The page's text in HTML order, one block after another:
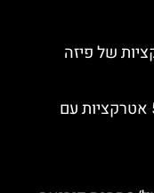
של פיזה
כרטיס עקיפת התורים של פיזה – 5 אטרקציות עם